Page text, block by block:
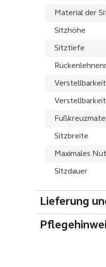
Material der
Sitzhöhe
Sitztiefe
Sitzbreite
Maximales
Sitzdauer
Lieferung